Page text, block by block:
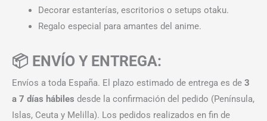
Decorar estanterías, escritorios o setups otaku.
Regalo especial para amantes del anime.
📦 ENVÍO Y ENTREGA:
Envíos a toda España. El plazo estimado de entrega es de 3
a 7 días hábiles desde la confirmación del pedido (Península,
Islas, Ceuta y Melilla). Los pedidos realizados en fin de